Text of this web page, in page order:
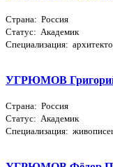
Страна: Россия
Статус: Академик
Специализация:
УГРЮМОВ Григорий
Страна: Россия
Статус: Академик
Специализация: